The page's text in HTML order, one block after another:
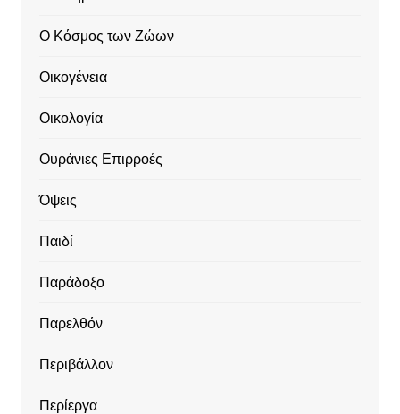
Ο Κόσμος των Ζώων
Οικογένεια
Οικολογία
Ουράνιες Επιρροές
Όψεις
Παιδί
Παράδοξο
Παρελθόν
Περιβάλλον
Περίεργα